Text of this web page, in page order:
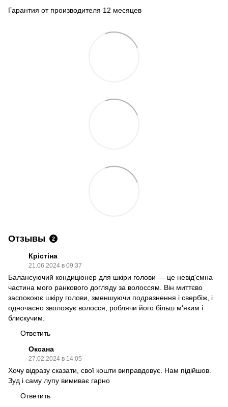
Гарантия от производителя 12 месяцев
Отзывы 2
Крістіна
21.06.2024 в 09:37
Балансуючий кондиціонер для шкіри голови — це невід'ємна
частина мого ранкового догляду за волоссям. Він миттєво
заспокоює шкіру голови, зменшуючи подразнення і свербіж, і
одночасно зволожує волосся, роблячи його більш м'яким і
блискучим.
Ответить
Оксана
27.02.2024 в 14:05
Хочу відразу сказати, свої кошти виправдовує. Нам підійшов.
Зуд і саму лупу вимиває гарно
Ответить